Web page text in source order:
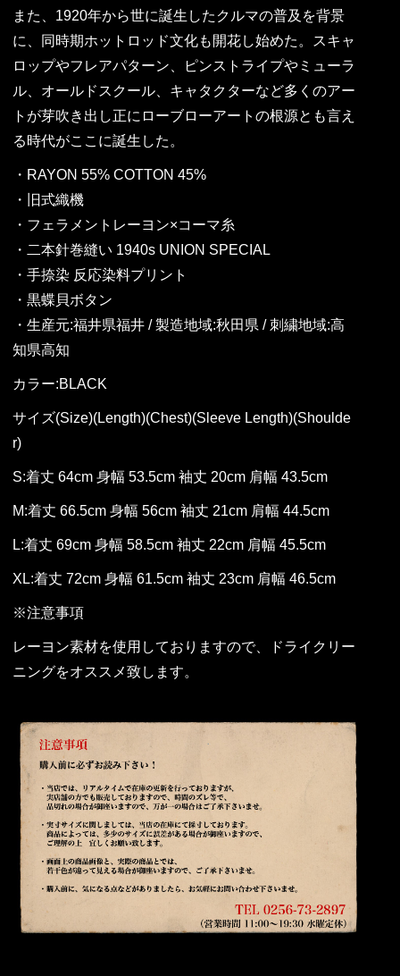
また、1920年から世に誕生したクルマの普及を背景
に、同時期ホットロッド文化も開花し始めた。スキャ
ロップやフレアパターン、ピンストライプやミューラ
ル、オールドスクール、キャタクターなど多くのアー
トが芽吹き出し正にローブローアートの根源とも言え
る時代がここに誕生した。
・RAYON 55% COTTON 45%
・旧式織機
・フェラメントレーヨン×コーマ糸
・二本針巻縫い 1940s UNION SPECIAL
・手捺染 反応染料プリント
・黒蝶貝ボタン
・生産元:福井県福井 / 製造地域:秋田県 / 刺繍地域:高
知県高知
カラー:BLACK
サイズ(Size)(Length)(Chest)(Sleeve Length)(Shoulde
r)
S:着丈 64cm 身幅 53.5cm 袖丈 20cm 肩幅 43.5cm
M:着丈 66.5cm 身幅 56cm 袖丈 21cm 肩幅 44.5cm
L:着丈 69cm 身幅 58.5cm 袖丈 22cm 肩幅 45.5cm
XL:着丈 72cm 身幅 61.5cm 袖丈 23cm 肩幅 46.5cm
※注意事項
レーヨン素材を使用しておりますので、ドライクリー
ニングをオススメ致します。